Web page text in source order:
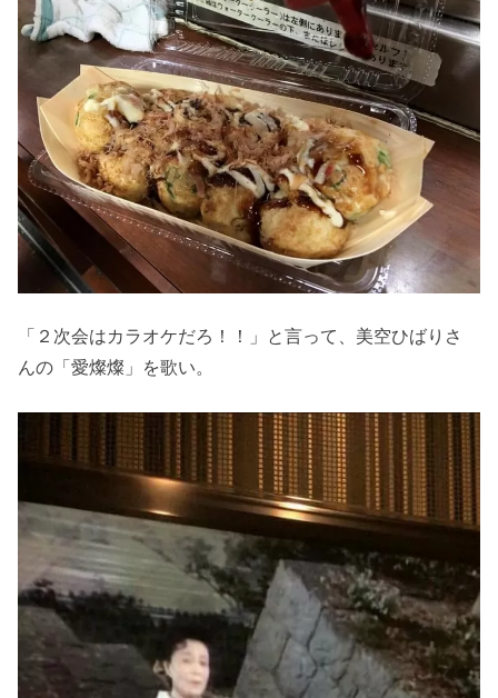
「２次会はカラオケだろ！！」と言って、美空ひばりさ
んの「愛燦燦」を歌い。